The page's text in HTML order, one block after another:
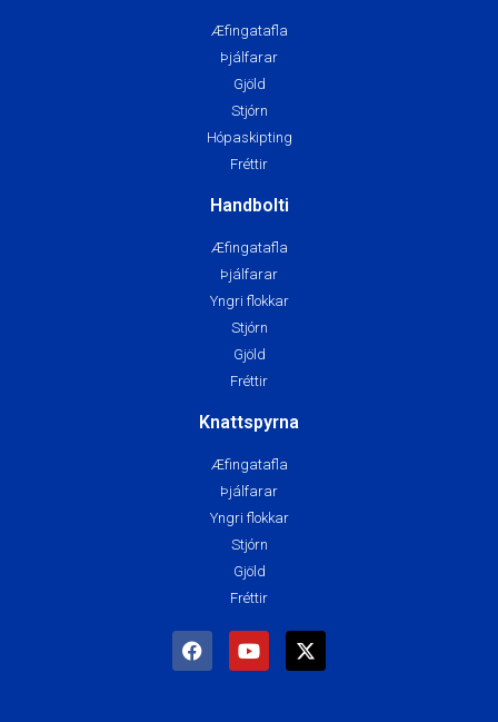
Æfingatafla
Þjálfarar
Gjöld
Stjórn
Hópaskipting
Fréttir
Handbolti
Æfingatafla
Þjálfarar
Yngri flokkar
Stjórn
Gjöld
Fréttir
Knattspyrna
Æfingatafla
Þjálfarar
Yngri flokkar
Stjórn
Gjöld
Fréttir